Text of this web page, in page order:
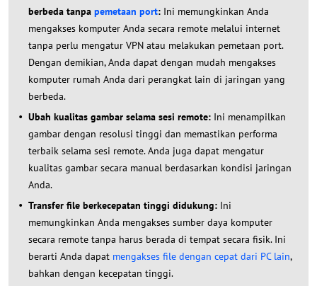
berbeda tanpa pemetaan port: Ini memungkinkan Anda
mengakses komputer Anda secara remote melalui internet
tanpa perlu mengatur VPN atau melakukan pemetaan port.
Dengan demikian, Anda dapat dengan mudah mengakses
komputer rumah Anda dari perangkat lain di jaringan yang
berbeda.
Ubah kualitas gambar selama sesi remote: Ini menampilkan
gambar dengan resolusi tinggi dan memastikan performa
terbaik selama sesi remote. Anda juga dapat mengatur
kualitas gambar secara manual berdasarkan kondisi jaringan
Anda.
Transfer file berkecepatan tinggi didukung: Ini
memungkinkan Anda mengakses sumber daya komputer
secara remote tanpa harus berada di tempat secara fisik. Ini
berarti Anda dapat mengakses file dengan cepat dari PC lain,
bahkan dengan kecepatan tinggi.